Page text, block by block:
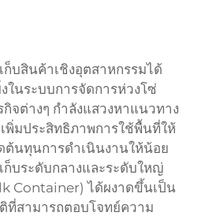
บสินค้าเชิงอุตสาหกรรมได้
ในระบบการจัดการห่วงโซ่
จต่างๆ กำลังแสวงหาแนวทาง
พิ่มประสิทธิภาพการใช้พื้นที่ให้
ต้นทุนการดำเนินงานให้น้อย
บระดับกลางและระดับใหญ่
Container) ได้ผงาดขึ้นเป็น
ที่สามารถตอบโจทย์ความ